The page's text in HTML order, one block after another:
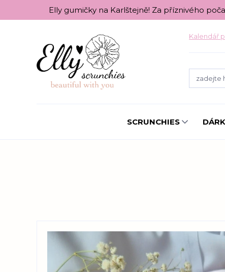
Elly gumičky na Karlštejně! Za příznivého
Kalendář
SCRUNCHIES